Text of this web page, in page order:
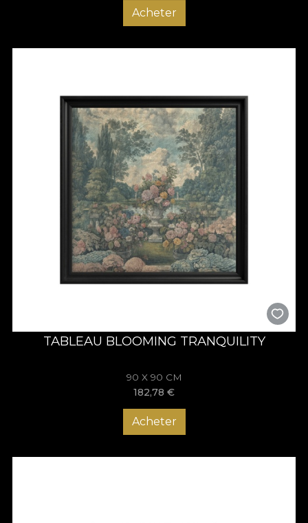
Acheter
TABLEAU BLOOMING TRANQUILITY
90 X 90 CM
182,78 €
Acheter